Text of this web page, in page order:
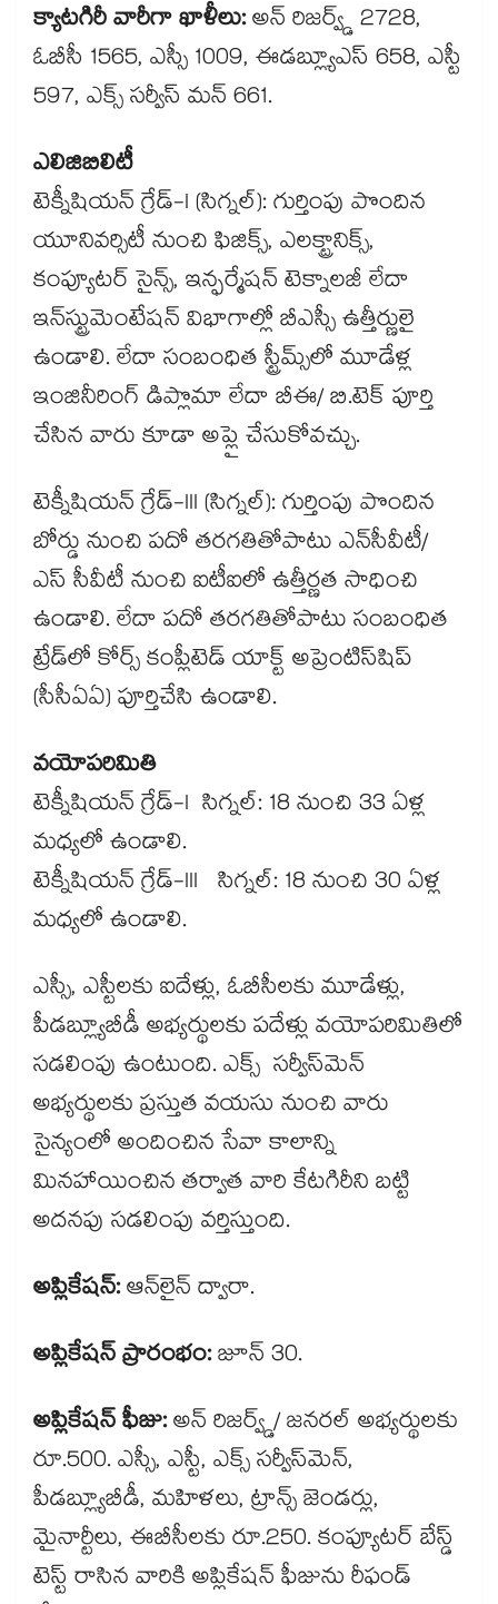
క్యాటగిరీ వారీగా ఖాళీలు:అన్ రిజర్వ్డ్ 2728,
ఓబీసీ 1565, ఎస్సీ 1009, ఈడబ్ల్యూఎస్ 658, ఎస్టీ
597, ఎక్స్ సర్వీస్ మన్ 661.
ఎలిజిబిలిటీ
టెక్నీషియన్ గ్రేడ్-I (సిగ్నల్): గుర్తింపు పొందిన
యూనివర్సిటీ నుంచి ఫిజిక్స్, ఎలక్ట్రానిక్స్,
కంప్యూటర్ సైన్స్, ఇన్ఫర్మేషన్ టెక్నాలజీ లేదా
ఇన్‌స్ట్రుమెంటేషన్ విభాగాల్లో బీఎస్సీ ఉత్తీర్ణులై
ఉండాలి. లేదా సంబంధిత స్ట్రీమ్స్​లో మూడేళ్ల
ఇంజినీరింగ్ డిప్లొమా లేదా బీఈ/ బి.టెక్ పూర్తి
చేసిన వారు కూడా అప్లై చేసుకోవచ్చు.
టెక్నీషియన్ గ్రేడ్-III (సిగ్నల్): గుర్తింపు పొందిన
బోర్డు నుంచి పదో తరగతితోపాటు ఎన్​సీవీటీ/
ఎస్ సీవీటీ నుంచి ఐటీఐలో ఉత్తీర్ణత సాధించి
ఉండాలి. లేదా పదో తరగతితోపాటు సంబంధిత
ట్రేడ్‌లో కోర్స్ కంప్లీటెడ్ యాక్ట్ అప్రెంటిస్‌షిప్
(సీసీఏఏ) పూర్తిచేసి ఉండాలి.
వయోపరిమితి
టెక్నీషియన్ గ్రేడ్-I సిగ్నల్: 18 నుంచి 33 ఏళ్ల
మధ్యలో ఉండాలి.
టెక్నీషియన్ గ్రేడ్-III సిగ్నల్: 18 నుంచి 30 ఏళ్ల
మధ్యలో ఉండాలి.
ఎస్సీ, ఎస్టీలకు ఐదేళ్లు, ఓబీసీలకు మూడేళ్లు,
పీడబ్ల్యూబీడీ అభ్యర్థులకు పదేళ్లు వయోపరిమితిలో
సడలింపు ఉంటుంది. ఎక్స్ సర్వీస్​మెన్
అభ్యర్థులకు ప్రస్తుత వయసు నుంచి వారు
సైన్యంలో అందించిన సేవా కాలాన్ని
మినహాయించిన తర్వాత వారి కేటగిరీని బట్టి
అదనపు సడలింపు వర్తిస్తుంది.
అప్లికేషన్:ఆన్​లైన్ ద్వారా.
అప్లికేషన్ ప్రారంభం:జూన్ 30.
అప్లికేషన్ ఫీజు:అన్ రిజర్వ్డ్/ జనరల్ అభ్యర్థులకు
రూ.500. ఎస్సీ, ఎస్టీ, ఎక్స్ సర్వీస్​మెన్,
పీడబ్ల్యూబీడీ, మహిళలు, ట్రాన్స్ జెండర్లు,
మైనార్టీలు, ఈబీసీలకు రూ.250. కంప్యూటర్ బేస్డ్
టెస్ట్ రాసిన వారికి అప్లికేషన్ ఫీజును రీఫండ్